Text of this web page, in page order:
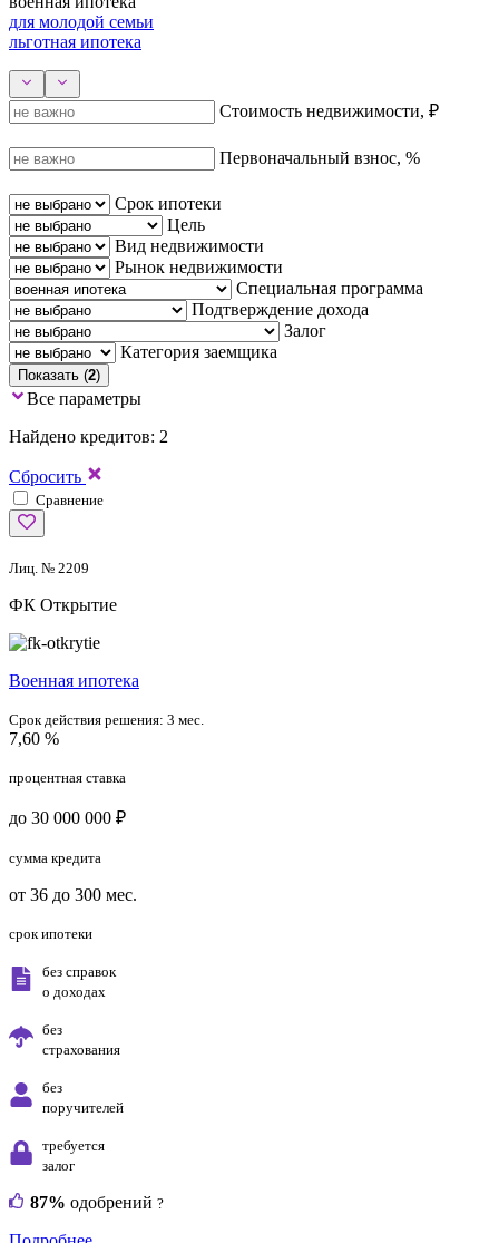
для молодой семьи
льготная ипотека
Стоимость недвижимости, ₽
Первоначальный взнос, %
Срок ипотеки
Цель
Вид недвижимости
Рынок недвижимости
Специальная программа
Подтверждение дохода
Залог
Категория заемщика
Показать (2)
Все параметры
Найдено кредитов: 2
Сбросить
Сравнение
Лиц. № 2209
ФК Открытие
Военная ипотека
Срок действия решения: 3 мес.
7,60 %
процентная ставка
до 30 000 000 ₽
сумма кредита
от 36 до 300 мес.
срок ипотеки
без справок
о доходах
без
страхования
без
поручителей
требуется
залог
87% одобрений ?